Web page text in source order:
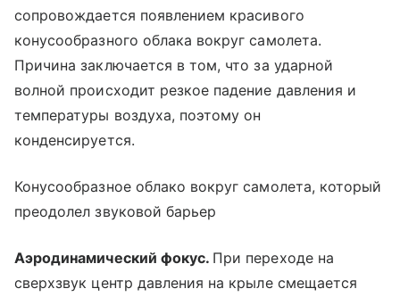
сопровождается появлением красивого
конусообразного облака вокруг самолета.
Причина заключается в том, что за ударной
волной происходит резкое падение давления и
температуры воздуха, поэтому он
конденсируется.
Конусообразное облако вокруг самолета, который
преодолел звуковой барьер
Аэродинамический фокус. При переходе на
сверхзвук центр давления на крыле смещается